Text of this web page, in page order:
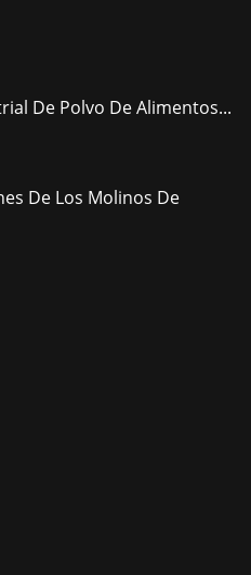
De Polvo De Alimentos...
De Los Molinos De